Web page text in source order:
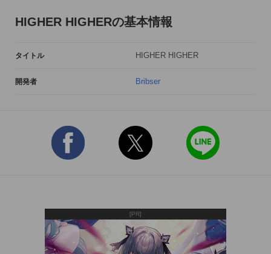
iOS 6.0以降
HIGHER HIGHERの基本情報
タイトル HIGHER HIGHER
開発者 Bribser
[PR]